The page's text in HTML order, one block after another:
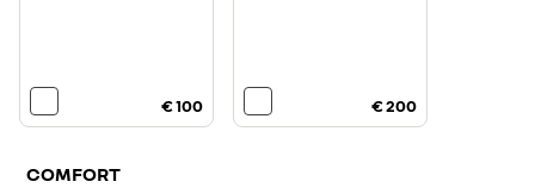
€ 100 € 200
COMFORT